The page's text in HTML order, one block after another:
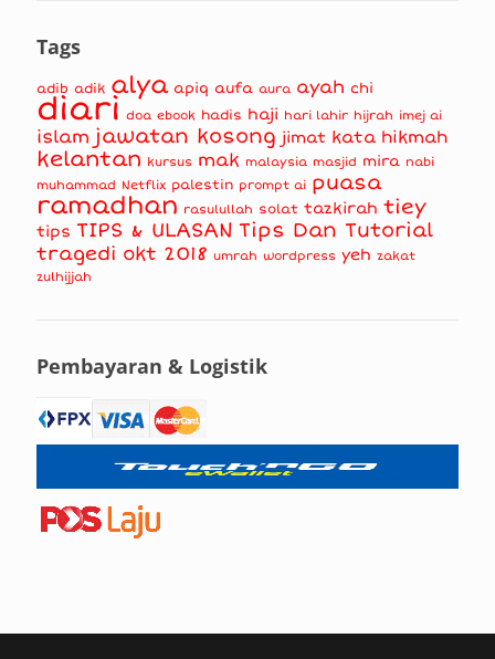
Tags
adib adik alya apiq aufa aura ayah chi
diari doa ebook hadis haji hari lahir hijrah imej ai
islam jawatan kosong jimat kata hikmah
kelantan kursus mak malaysia masjid mira nabi
muhammad Netflix palestin prompt ai puasa
ramadhan rasulullah solat tazkirah tiey
tips TIPS & ULASAN Tips Dan Tutorial
tragedi okt 2018 umrah wordpress yeh zakat
zulhijjah
Pembayaran & Logistik